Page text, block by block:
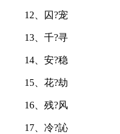
12、囚?宠
13、千?寻
14、安?稳
15、花?劫
16、残?风
17、冷?訫